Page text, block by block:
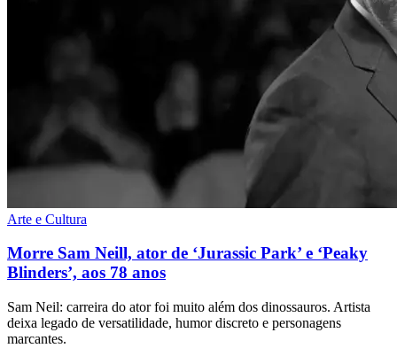
Arte e Cultura
Morre Sam Neill, ator de ‘Jurassic Park’ e ‘Peaky
Blinders’, aos 78 anos
Sam Neil: carreira do ator foi muito além dos dinossauros. Artista
deixa legado de versatilidade, humor discreto e personagens
marcantes.